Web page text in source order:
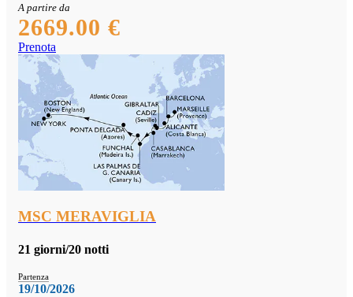
A partire da
2669.00 €
Prenota
MSC MERAVIGLIA
21 giorni/20 notti
Partenza
19/10/2026